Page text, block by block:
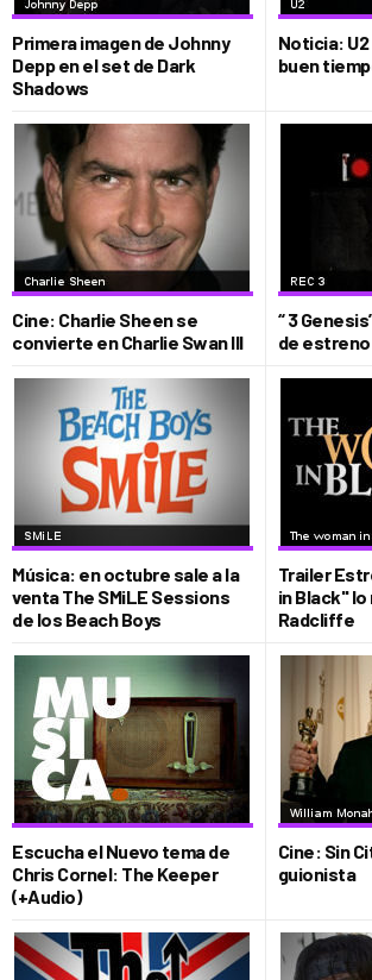
Primera imagen de Johnny
Depp en el set de Dark
Shadows
Noticia:
buen
Cine: Charlie Sheen se
convierte en Charlie Swan III
“ 3
de estreno
Música: en octubre sale a la
venta The SMiLE Sessions
de los Beach Boys
Trailer
in Black" lo
Radcliffe
Escucha el Nuevo tema de
Chris Cornel: The Keeper
(+Audio)
Cine: Sin
guionista